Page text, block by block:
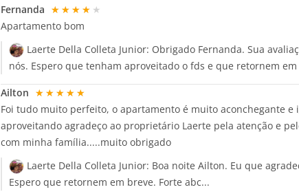
Fernanda ★★★★★
Apartamento bom
Laerte Della Colleta Junior: Obrigado Fernanda. Sua
nós. Espero que tenham aproveitado o fds e que retornem
Ailton ★★★★★
Foi tudo muito perfeito, o apartamento é muito aconchegante e
aproveitando agradeço ao proprietário Laerte pela atenção e
com minha família.....muito obrigado
Laerte Della Colleta Junior: Boa noite Ailton. Eu que
Espero que retornem em breve. Forte abc...